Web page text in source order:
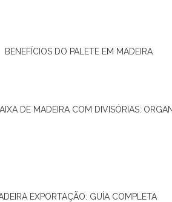
BENEFÍCIOS DO PALETE EM MADEIRA
CAIXA DE MADEIRA COM DIVISÓRIAS:
EXPORTAÇÃO: GUÍA COMPLETA